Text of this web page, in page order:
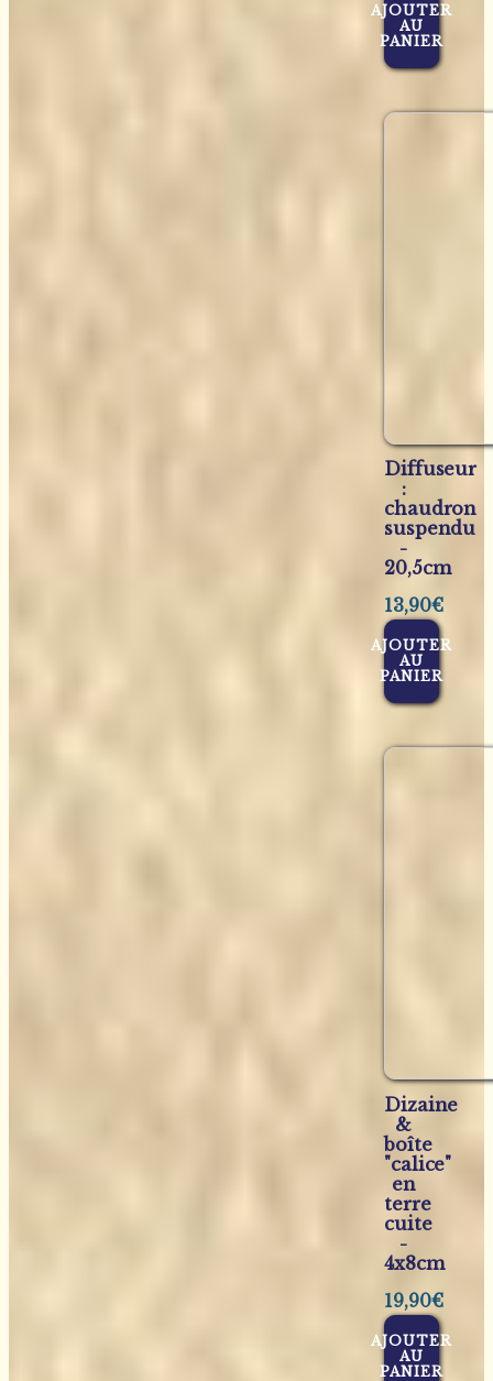
AJOUTER
AU
PANIER
Diffuseur
:
chaudron
suspendu
-
20,5cm
13,90€
AJOUTER
AU
PANIER
Dizaine
&
boîte
"calice"
en
terre
cuite
-
4x8cm
19,90€
AJOUTER
AU
PANIER